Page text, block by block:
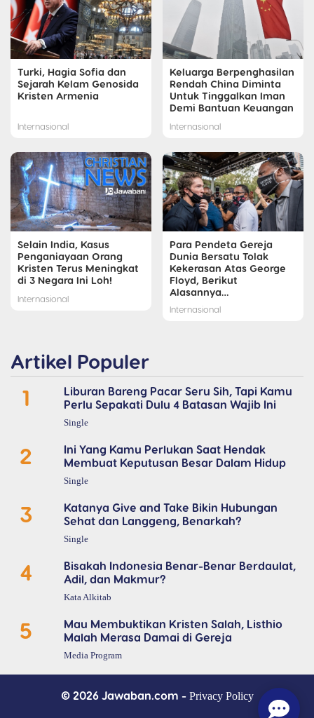
Turki, Hagia Sofia dan
Sejarah Kelam Genosida
Kristen Armenia
Internasional
Keluarga Berpenghasilan
Rendah China Diminta
Untuk Tinggalkan Iman
Demi Bantuan Keuangan
Internasional
Selain India, Kasus
Penganiayaan Orang
Kristen Terus Meningkat
di 3 Negara Ini Loh!
Internasional
Para Pendeta Gereja
Dunia Bersatu Tolak
Kekerasan Atas George
Floyd, Berikut
Alasannya…
Internasional
Artikel Populer
1
Liburan Bareng Pacar Seru Sih, Tapi Kamu
Perlu Sepakati Dulu 4 Batasan Wajib Ini
Single
2
Ini Yang Kamu Perlukan Saat Hendak
Membuat Keputusan Besar Dalam Hidup
Single
3
Katanya Give and Take Bikin Hubungan
Sehat dan Langgeng, Benarkah?
Single
4
Bisakah Indonesia Benar-Benar Berdaulat,
Adil, dan Makmur?
Kata Alkitab
5
Mau Membuktikan Kristen Salah, Listhio
Malah Merasa Damai di Gereja
Media Program
© 2026 Jawaban.com - Privacy Policy